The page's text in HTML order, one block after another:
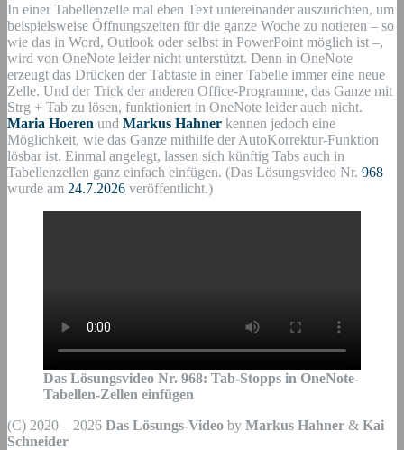
In einer Tabellenzelle mal eben Text untereinander auszurichten, um
beispielsweise Öffnungszeiten für die ganze Woche zu notieren – so
wie das in Word, Outlook oder selbst in PowerPoint möglich ist –,
wird von OneNote leider nicht unterstützt. Denn in OneNote
erzeugt das Drücken der Tabtaste in einer Tabelle immer eine neue
Zelle. Und der Trick der anderen Office-Programme, das Ganze mit
Strg + Tab zu lösen, funktioniert in OneNote leider auch nicht.
Maria Hoeren und Markus Hahner kennen jedoch eine
Möglichkeit, wie das Ganze mithilfe der AutoKorrektur-Funktion
lösbar ist. Einmal angelegt, lassen sich künftig Tabs auch in
Tabellenzellen ganz einfach einfügen. (Das Lösungsvideo Nr. 968
wurde am 24.7.2026 veröffentlicht.)
Das Lösungsvideo Nr. 968: Tab-Stopps in OneNote-
Tabellen-Zellen einfügen
(C) 2020 – 2026 Das Lösungs-Video by Markus Hahner & Kai
Schneider